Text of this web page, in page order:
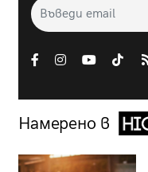
Намерено в